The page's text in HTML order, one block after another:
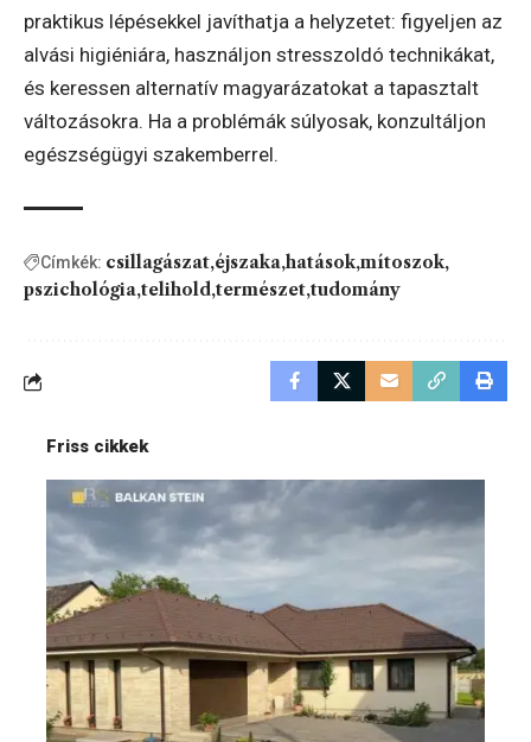
praktikus lépésekkel javíthatja a helyzetet: figyeljen az
alvási higiéniára, használjon stresszoldó technikákat,
és keressen alternatív magyarázatokat a tapasztalt
változásokra. Ha a problémák súlyosak, konzultáljon
egészségügyi szakemberrel.
Címkék: csillagászat éjszaka hatások mítoszok
pszichológia telihold természet tudomány
Friss cikkek